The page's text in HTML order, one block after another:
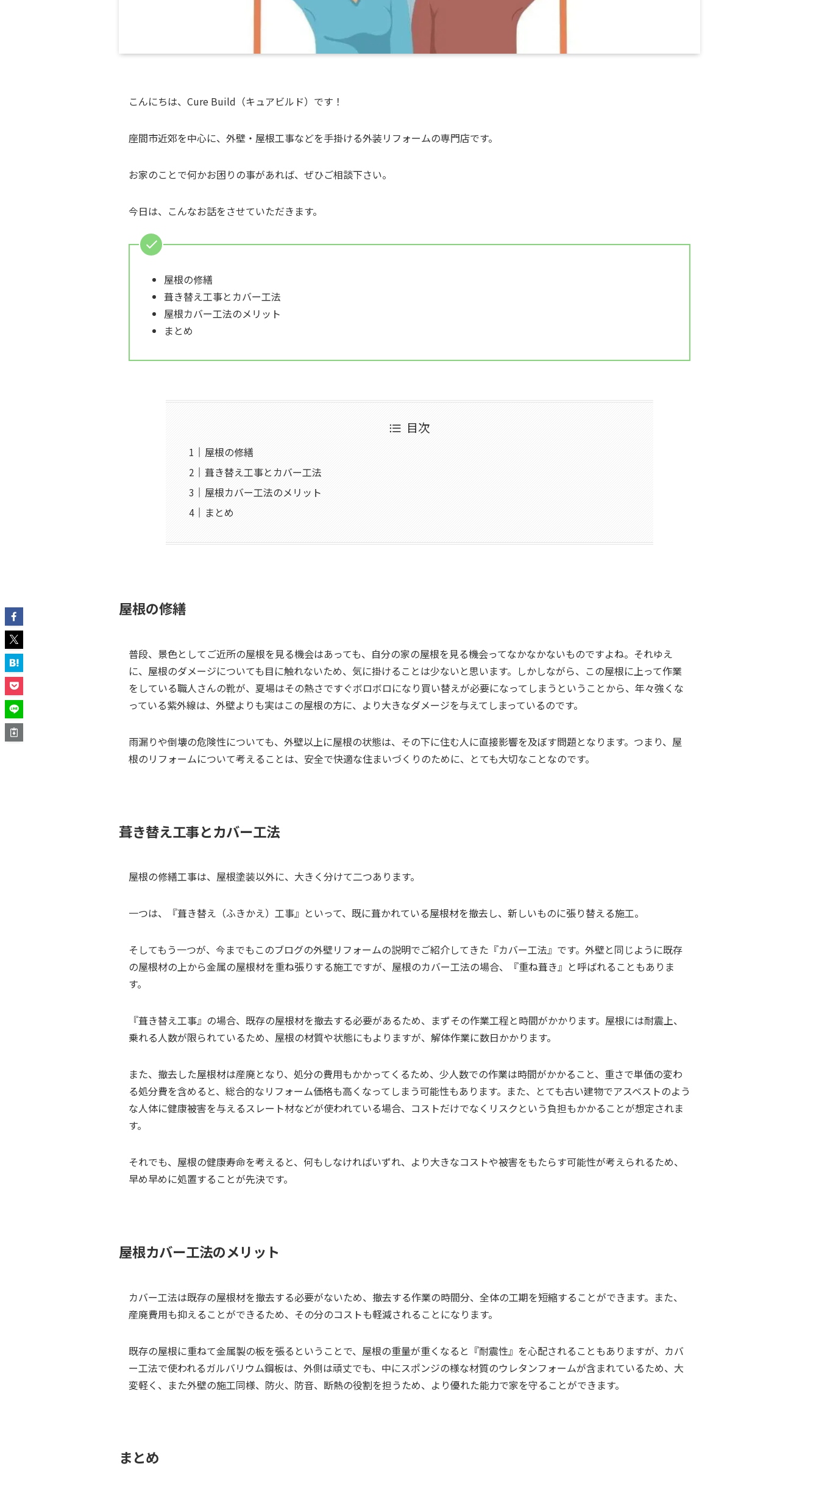
こんにちは、Cure Build（キュアビルド）です！
座間市近郊を中心に、外壁・屋根工事などを手掛ける外装リフォームの専門店です。
お家のことで何かお困りの事があれば、ぜひご相談下さい。
今日は、こんなお話をさせていただきます。
屋根の修繕
葺き替え工事とカバー工法
屋根カバー工法のメリット
まとめ
目次
屋根の修繕
葺き替え工事とカバー工法
屋根カバー工法のメリット
まとめ
屋根の修繕
普段、景色としてご近所の屋根を見る機会はあっても、自分の家の屋根を見る機会ってなかなかないものですよね。それゆえ
に、屋根のダメージについても目に触れないため、気に掛けることは少ないと思います。しかしながら、この屋根に上って作業
をしている職人さんの靴が、夏場はその熱さですぐボロボロになり買い替えが必要になってしまうということから、年々強くな
っている紫外線は、外壁よりも実はこの屋根の方に、より大きなダメージを与えてしまっているのです。
雨漏りや倒壊の危険性についても、外壁以上に屋根の状態は、その下に住む人に直接影響を及ぼす問題となります。つまり、屋
根のリフォームについて考えることは、安全で快適な住まいづくりのために、とても大切なことなのです。
葺き替え工事とカバー工法
屋根の修繕工事は、屋根塗装以外に、大きく分けて二つあります。
一つは、『葺き替え（ふきかえ）工事』といって、既に葺かれている屋根材を撤去し、新しいものに張り替える施工。
そしてもう一つが、今までもこのブログの外壁リフォームの説明でご紹介してきた『カバー工法』です。外壁と同じように既存
の屋根材の上から金属の屋根材を重ね張りする施工ですが、屋根のカバー工法の場合、『重ね葺き』と呼ばれることもありま
す。
『葺き替え工事』の場合、既存の屋根材を撤去する必要があるため、まずその作業工程と時間がかかります。屋根には耐震上、
乗れる人数が限られているため、屋根の材質や状態にもよりますが、解体作業に数日かかります。
また、撤去した屋根材は産廃となり、処分の費用もかかってくるため、少人数での作業は時間がかかること、重さで単価の変わ
る処分費を含めると、総合的なリフォーム価格も高くなってしまう可能性もあります。また、とても古い建物でアスベストのよう
な人体に健康被害を与えるスレート材などが使われている場合、コストだけでなくリスクという負担もかかることが想定されま
す。
それでも、屋根の健康寿命を考えると、何もしなければいずれ、より大きなコストや被害をもたらす可能性が考えられるため、
早め早めに処置することが先決です。
屋根カバー工法のメリット
カバー工法は既存の屋根材を撤去する必要がないため、撤去する作業の時間分、全体の工期を短縮することができます。また、
産廃費用も抑えることができるため、その分のコストも軽減されることになります。
既存の屋根に重ねて金属製の板を張るということで、屋根の重量が重くなると『耐震性』を心配されることもありますが、カバ
ー工法で使われるガルバリウム鋼板は、外側は頑丈でも、中にスポンジの様な材質のウレタンフォームが含まれているため、大
変軽く、また外壁の施工同様、防火、防音、断熱の役割を担うため、より優れた能力で家を守ることができます。
まとめ